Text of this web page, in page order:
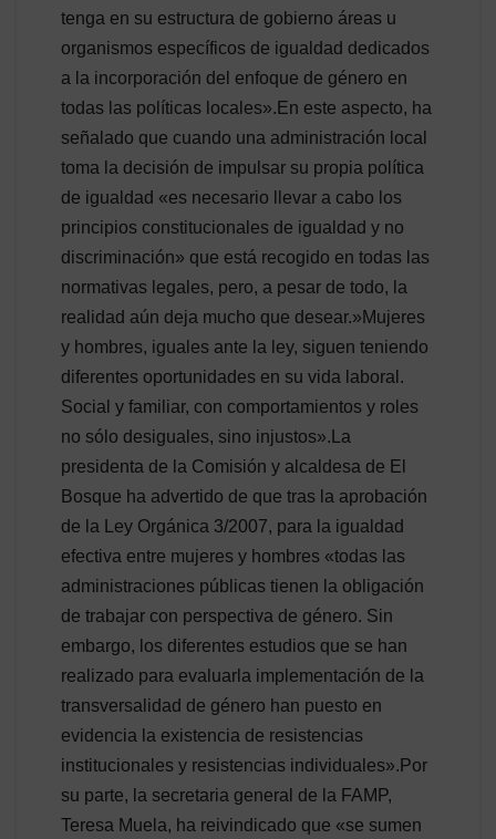
tenga en su estructura de gobierno áreas u
organismos específicos de igualdad dedicados
a la incorporación del enfoque de género en
todas las políticas locales».En este aspecto, ha
señalado que cuando una administración local
toma la decisión de impulsar su propia política
de igualdad «es necesario llevar a cabo los
principios constitucionales de igualdad y no
discriminación» que está recogido en todas las
normativas legales, pero, a pesar de todo, la
realidad aún deja mucho que desear.»Mujeres
y hombres, iguales ante la ley, siguen teniendo
diferentes oportunidades en su vida laboral.
Social y familiar, con comportamientos y roles
no sólo desiguales, sino injustos».La
presidenta de la Comisión y alcaldesa de El
Bosque ha advertido de que tras la aprobación
de la Ley Orgánica 3/2007, para la igualdad
efectiva entre mujeres y hombres «todas las
administraciones públicas tienen la obligación
de trabajar con perspectiva de género. Sin
embargo, los diferentes estudios que se han
realizado para evaluarla implementación de la
transversalidad de género han puesto en
evidencia la existencia de resistencias
institucionales y resistencias individuales».Por
su parte, la secretaria general de la FAMP,
Teresa Muela, ha reivindicado que «se sumen